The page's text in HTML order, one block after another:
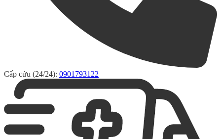
Cấp cứu (24/24): 0901793122